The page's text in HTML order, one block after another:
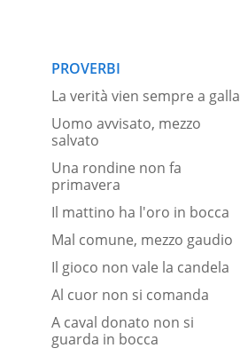
PROVERBI
La verità vien sempre a galla
Uomo avvisato, mezzo
salvato
Una rondine non fa
primavera
Il mattino ha l'oro in bocca
Mal comune, mezzo gaudio
Il gioco non vale la candela
Al cuor non si comanda
A caval donato non si
guarda in bocca